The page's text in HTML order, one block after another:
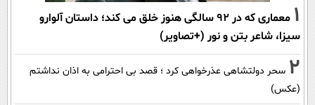
1
معماری که در 92 سالگی هنوز خلق می کند؛ داستان آلوارو
سیزا، شاعر بتن و نور (+تصاویر)
2 سحر دولتشاهی عذرخواهی کرد ؛ قصد بی احترامی به اذان نداشتم
(عکس)